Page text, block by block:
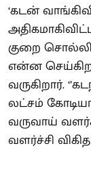
‘கடன்
குறை
என்ன
வருகிறார்.
லட்சம்
வருவாய்
வளர்ச்சி